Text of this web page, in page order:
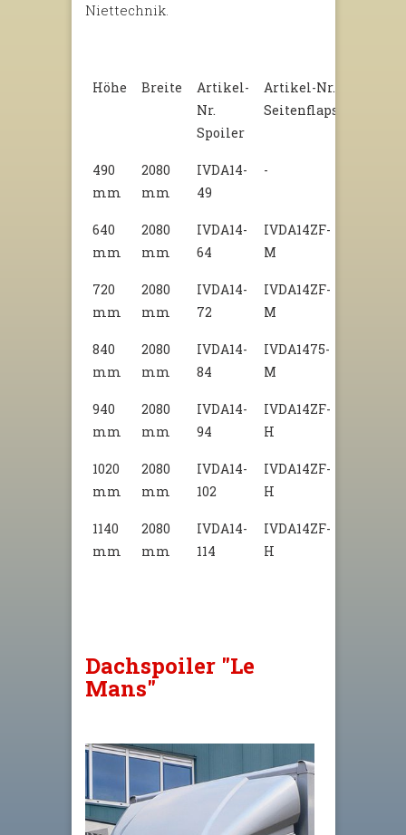
Niettechnik.
Höhe Breite
Artikel-
Nr.
Spoiler
Artikel-Nr.
Seitenflaps
490
mm
2080
mm
IVDA14-
49
-
640
mm
2080
mm
IVDA14-
64
IVDA14ZF-
M
720
mm
2080
mm
IVDA14-
72
IVDA14ZF-
M
840
mm
2080
mm
IVDA14-
84
IVDA1475-
M
940
mm
2080
mm
IVDA14-
94
IVDA14ZF-
H
1020
mm
2080
mm
IVDA14-
102
IVDA14ZF-
H
1140
mm
2080
mm
IVDA14-
114
IVDA14ZF-
H
Dachspoiler "Le
Mans"